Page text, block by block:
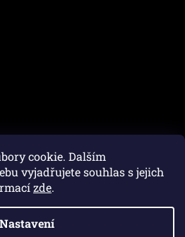
cookie. Dalším
vyjadřujete souhlas s jejich
zde.
Nastavení
Vytvořil Shoptet